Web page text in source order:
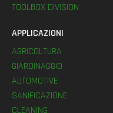
TOOLBOX DIVISION
APPLICAZIONI
AGRICOLTURA
GIARDINAGGIO
AUTOMOTIVE
SANIFICAZIONE